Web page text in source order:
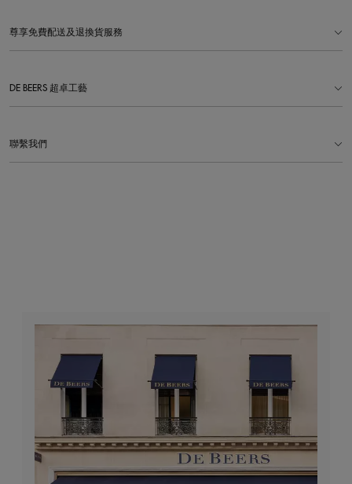
尊享免費配送及退換貨服務
DE BEERS 超卓工藝
聯繫我們